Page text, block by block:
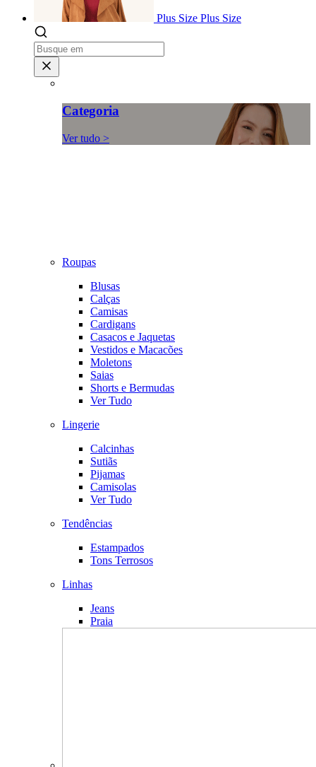
Plus Size Plus Size
Categoria
Ver tudo >
Roupas
Blusas
Calças
Camisas
Cardigans
Casacos e Jaquetas
Vestidos e Macacões
Moletons
Saias
Shorts e Bermudas
Ver Tudo
Lingerie
Calcinhas
Sutiãs
Pijamas
Camisolas
Ver Tudo
Tendências
Estampados
Tons Terrosos
Linhas
Jeans
Praia